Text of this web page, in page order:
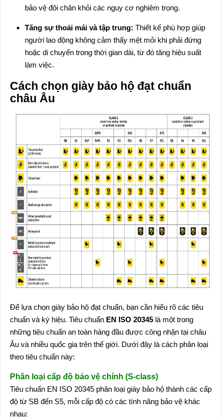
bảo vệ đôi chân khỏi các nguy cơ nghiêm trọng.
Tăng sự thoải mái và tập trung: Thiết kế phù hợp giúp
người lao động không cảm thấy mệt mỏi khi phải đứng
hoặc di chuyển trong thời gian dài, từ đó tăng hiệu suất
làm việc.
Cách chọn giày bảo hộ đạt chuẩn
châu Âu
Để lựa chọn giày bảo hộ đạt chuẩn, bạn cần hiểu rõ các tiêu
chuẩn và ký hiệu. Tiêu chuẩn EN ISO 20345 là một trong
những tiêu chuẩn an toàn hàng đầu được công nhận tại châu
Âu và nhiều quốc gia trên thế giới. Dưới đây là cách phân loại
theo tiêu chuẩn này:
Phân loại cấp độ bảo vệ chính (S-class)
Tiêu chuẩn EN ISO 20345 phân loại giày bảo hộ thành các cấp
độ từ SB đến S5, mỗi cấp độ có các tính năng bảo vệ khác
nhau: